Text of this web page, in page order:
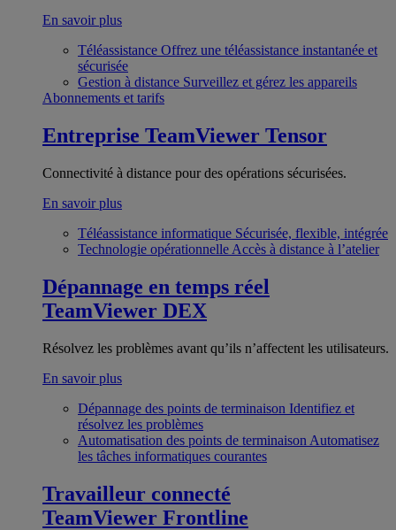
En savoir plus
Téléassistance Offrez une téléassistance instantanée et
sécurisée
Gestion à distance Surveillez et gérez les appareils
Abonnements et tarifs
Entreprise TeamViewer Tensor
Connectivité à distance pour des opérations sécurisées.
En savoir plus
Téléassistance informatique Sécurisée, flexible, intégrée
Technologie opérationnelle Accès à distance à l’atelier
Dépannage en temps réel
TeamViewer DEX
Résolvez les problèmes avant qu’ils n’affectent les utilisateurs.
En savoir plus
Dépannage des points de terminaison Identifiez et
résolvez les problèmes
Automatisation des points de terminaison Automatisez
les tâches informatiques courantes
Travailleur connecté
TeamViewer Frontline